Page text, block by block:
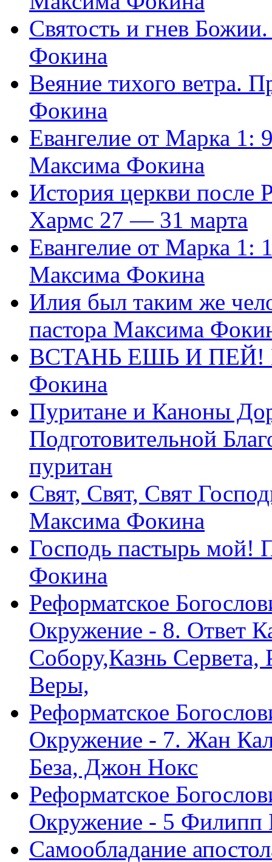
Святость и гнев
Фокина
Веяние тихого ветра.
Фокина
Евангелие от Марка 1:
Максима Фокина
История церкви
Хармс 27 — 31 марта
Евангелие от Марка 1:
Максима Фокина
Илия был таким же
пастора Максима
ВСТАНЬ ЕШЬ И ПЕЙ!
Фокина
Пуритане и Каноны
Подготовительной
пуритан
Свят, Свят, Свят
Максима Фокина
Господь пастырь мой!
Фокина
Реформатское
Окружение - 8. Ответ
Собору,Казнь Сервета,
Веры,
Реформатское
Окружение - 7. Жан
Беза, Джон Нокс
Реформатское
Окружение - 5 Филипп
Самообладание